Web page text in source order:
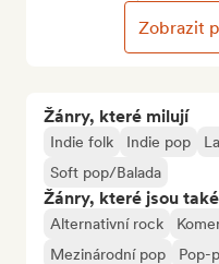
Žánry, které milují
Indie folk Indie pop
Soft pop/Balada
Žánry, které jsou
Alternativní rock
Mezinárodní pop
Pop-
Zobrazit